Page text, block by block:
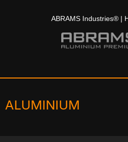
ABRAMS Industries® |
ALUMINIUM